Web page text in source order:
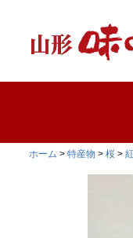
ホーム 特産物 桜